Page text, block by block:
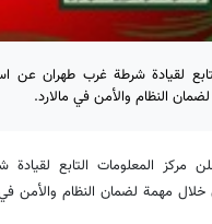
لقيادة شرطة غرب طهران عن
النظام والأمن في مالارد.
مركز المعلومات التابع
مهمة لضمان النظام والأمن في